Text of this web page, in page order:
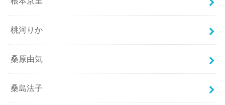
桃河りか
桑原由気
桑島法子